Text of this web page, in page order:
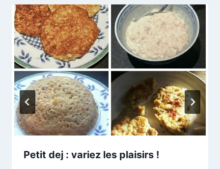
Petit dej : variez les plaisirs !